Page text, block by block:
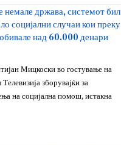
држава, системот бил
социјални случаи кои преку
над 60.000 денари
Мицкоски во гостување на
зборувајќи за
на социјална помош, истакна